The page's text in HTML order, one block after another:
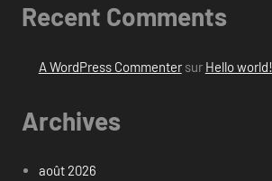
Recent Comments
A WordPress Commentersur Hello world!
Archives
août 2026